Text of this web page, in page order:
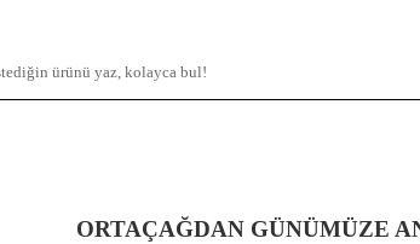
ORTAÇAĞDAN GÜNÜMÜZE